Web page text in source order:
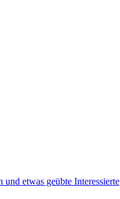
etwas geübte Interessierte